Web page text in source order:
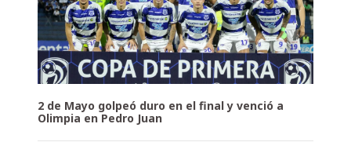
2 de Mayo golpeó duro en el final y venció a
Olimpia en Pedro Juan